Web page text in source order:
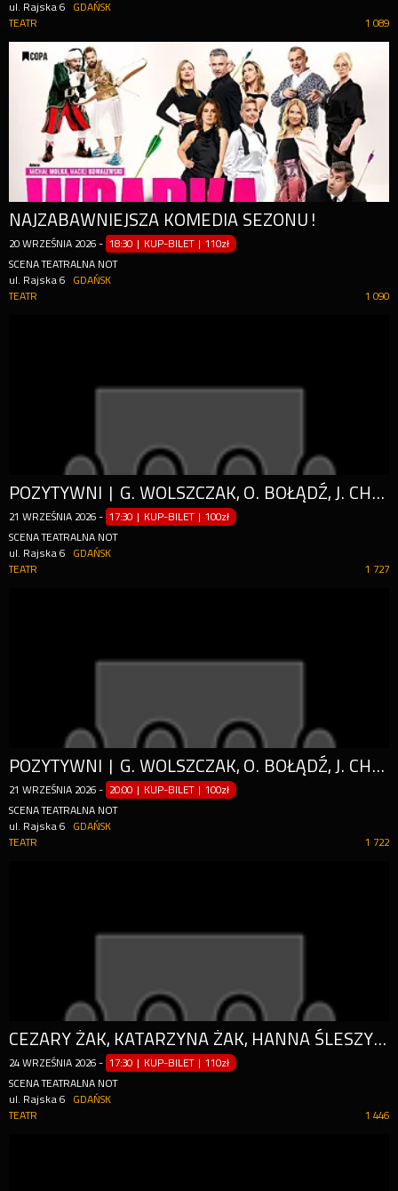
ul. Rajska 6
GDAŃSK
1 089
TEATR
NAJZABAWNIEJSZA KOMEDIA SEZONU!
20 WRZEŚNIA 2026 - 18:30 | KUP-BILET |110zł
SCENA TEATRALNA NOT
ul. Rajska 6
GDAŃSK
1 090
TEATR
POZYTYWNI | G. WOLSZCZAK, O. BOŁĄDŹ, J. CHABIOR, Ł. SIMLAT
21 WRZEŚNIA 2026 - 17:30 | KUP-BILET |100zł
SCENA TEATRALNA NOT
ul. Rajska 6
GDAŃSK
1 727
TEATR
POZYTYWNI | G. WOLSZCZAK, O. BOŁĄDŹ, J. CHABIOR, Ł. SIMLAT
21 WRZEŚNIA 2026 - 20:00 | KUP-BILET |100zł
SCENA TEATRALNA NOT
ul. Rajska 6
GDAŃSK
1 722
TEATR
CEZARY ŻAK, KATARZYNA ŻAK, HANNA ŚLESZYŃSKA, MICHAŁ PIELA
24 WRZEŚNIA 2026 - 17:30 | KUP-BILET |110zł
SCENA TEATRALNA NOT
ul. Rajska 6
GDAŃSK
1 446
TEATR